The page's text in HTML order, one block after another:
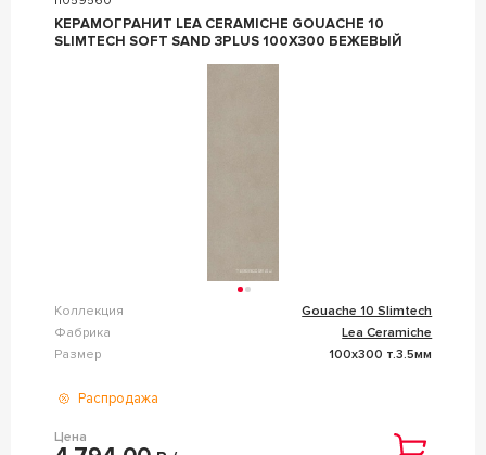
КЕРАМОГРАНИТ LEA CERAMICHE GOUACHE 10
SLIMTECH SOFT SAND 3PLUS 100X300 БЕЖЕВЫЙ
Коллекция
Gouache 10 Slimtech
Фабрика
Lea Ceramiche
Размер
100x300 т.3.5мм
Распродажа
Цена